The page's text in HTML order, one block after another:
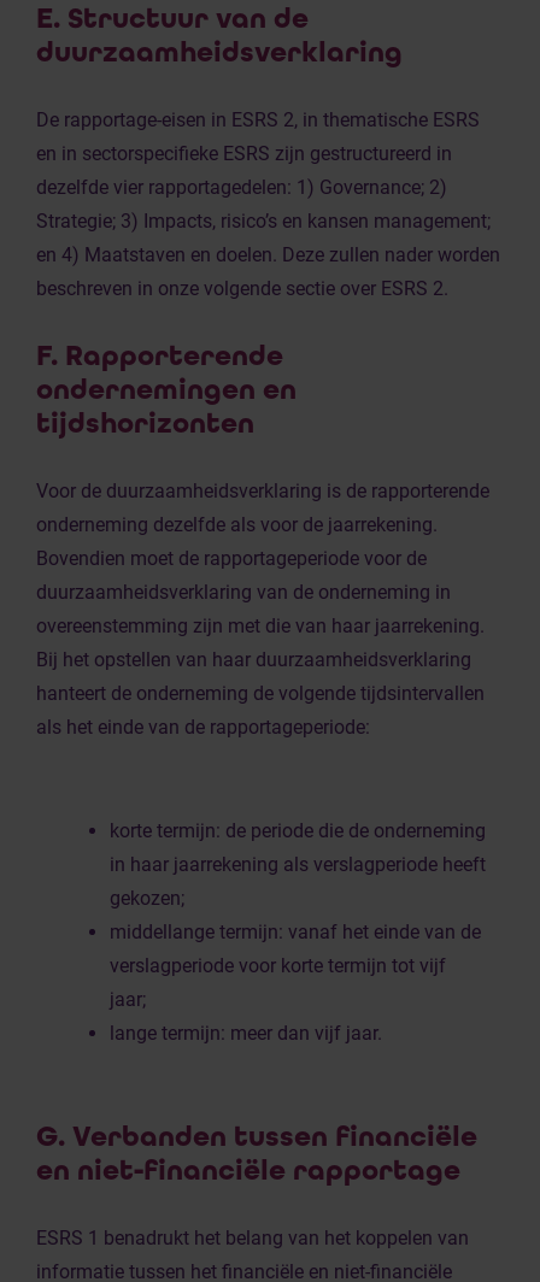
E. Structuur van de
duurzaamheidsverklaring
De rapportage-eisen in ESRS 2, in thematische ESRS
en in sectorspecifieke ESRS zijn gestructureerd in
dezelfde vier rapportagedelen: 1) Governance; 2)
Strategie; 3) Impacts, risico’s en kansen management;
en 4) Maatstaven en doelen. Deze zullen nader worden
beschreven in onze volgende sectie over ESRS 2.
F. Rapporterende
ondernemingen en
tijdshorizonten
Voor de duurzaamheidsverklaring is de rapporterende
onderneming dezelfde als voor de jaarrekening.
Bovendien moet de rapportageperiode voor de
duurzaamheidsverklaring van de onderneming in
overeenstemming zijn met die van haar jaarrekening.
Bij het opstellen van haar duurzaamheidsverklaring
hanteert de onderneming de volgende tijdsintervallen
als het einde van de rapportageperiode:
korte termijn: de periode die de onderneming
in haar jaarrekening als verslagperiode heeft
gekozen;
middellange termijn: vanaf het einde van de
verslagperiode voor korte termijn tot vijf
jaar;
lange termijn: meer dan vijf jaar.
G. Verbanden tussen financiële
en niet-financiële rapportage
ESRS 1 benadrukt het belang van het koppelen van
informatie tussen het financiële en niet-financiële